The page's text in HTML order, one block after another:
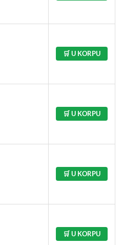
🛒 U KORPU
🛒 U KORPU
🛒 U KORPU
🛒 U KORPU